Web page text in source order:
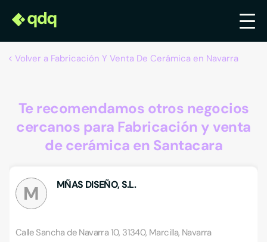
Volver a Fabricación Y Venta De Cerámica en Navarra
Te recomendamos otros negocios
cercanos para Fabricación y venta
de cerámica en Santacara
M MÑAS DISEÑO, S.L.
Calle Sancha de Navarra 10, 31340, Marcilla, Navarra